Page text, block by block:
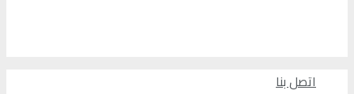
اتصل بنا